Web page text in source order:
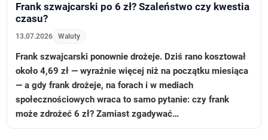
Frank szwajcarski po 6 zł? Szaleństwo czy kwestia
czasu?
13.07.2026 Waluty
Frank szwajcarski ponownie drożeje. Dziś rano kosztował
około 4,69 zł — wyraźnie więcej niż na początku miesiąca
— a gdy frank drożeje, na forach i w mediach
społecznościowych wraca to samo pytanie: czy frank
może zdrożeć 6 zł? Zamiast zgadywać…